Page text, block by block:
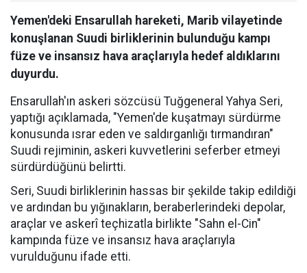
Yemen'deki Ensarullah hareketi, Marib vilayetinde
konuşlanan Suudi birliklerinin bulunduğu kampı
füze ve insansız hava araçlarıyla hedef aldıklarını
duyurdu.
Ensarullah'ın askeri sözcüsü Tuğgeneral Yahya Seri,
yaptığı açıklamada, "Yemen'de kuşatmayı sürdürme
konusunda ısrar eden ve saldırganlığı tırmandıran"
Suudi rejiminin, askeri kuvvetlerini seferber etmeyi
sürdürdüğünü belirtti.
Seri, Suudi birliklerinin hassas bir şekilde takip edildiği
ve ardından bu yığınakların, beraberlerindeki depolar,
araçlar ve askerî teçhizatla birlikte "Sahn el-Cin"
kampında füze ve insansız hava araçlarıyla
vurulduğunu ifade etti.